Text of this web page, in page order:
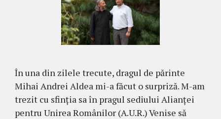
În una din zilele trecute, dragul de părinte
Mihai Andrei Aldea mi-a făcut o surpriză. M-am
trezit cu sfinția sa în pragul sediului Alianței
pentru Unirea Românilor (A.U.R.) Venise să